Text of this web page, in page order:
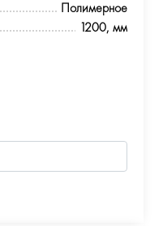
Полимерное
1200, мм